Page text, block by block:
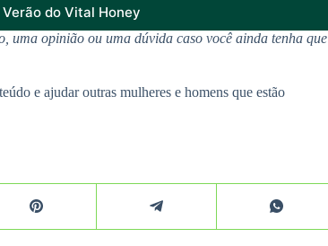
do Vital Honey
uma opinião ou uma dúvida caso você ainda tenha que
e ajudar outras mulheres e homens que estão